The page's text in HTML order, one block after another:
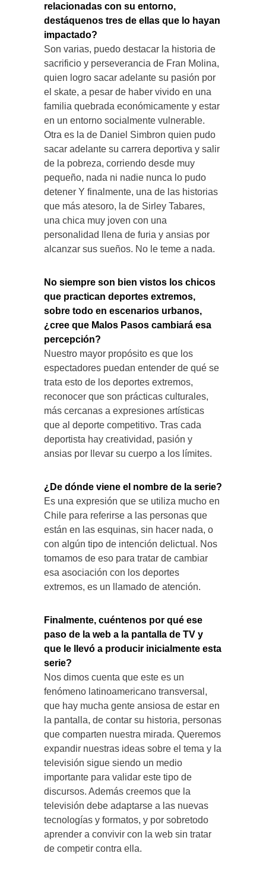
relacionadas con su entorno,
destáquenos tres de ellas que lo hayan
impactado?
Son varias, puedo destacar la historia de
sacrificio y perseverancia de Fran Molina,
quien logro sacar adelante su pasión por
el skate, a pesar de haber vivido en una
familia quebrada económicamente y estar
en un entorno socialmente vulnerable.
Otra es la de Daniel Simbron quien pudo
sacar adelante su carrera deportiva y salir
de la pobreza, corriendo desde muy
pequeño, nada ni nadie nunca lo pudo
detener Y finalmente, una de las historias
que más atesoro, la de Sirley Tabares,
una chica muy joven con una
personalidad llena de furia y ansias por
alcanzar sus sueños. No le teme a nada.
No siempre son bien vistos los chicos
que practican deportes extremos,
sobre todo en escenarios urbanos,
¿cree que Malos Pasos cambiará esa
percepción?
Nuestro mayor propósito es que los
espectadores puedan entender de qué se
trata esto de los deportes extremos,
reconocer que son prácticas culturales,
más cercanas a expresiones artísticas
que al deporte competitivo. Tras cada
deportista hay creatividad, pasión y
ansias por llevar su cuerpo a los límites.
¿De dónde viene el nombre de la serie?
Es una expresión que se utiliza mucho en
Chile para referirse a las personas que
están en las esquinas, sin hacer nada, o
con algún tipo de intención delictual. Nos
tomamos de eso para tratar de cambiar
esa asociación con los deportes
extremos, es un llamado de atención.
Finalmente, cuéntenos por qué ese
paso de la web a la pantalla de TV y
que le llevó a producir inicialmente esta
serie?
Nos dimos cuenta que este es un
fenómeno latinoamericano transversal,
que hay mucha gente ansiosa de estar en
la pantalla, de contar su historia, personas
que comparten nuestra mirada. Queremos
expandir nuestras ideas sobre el tema y la
televisión sigue siendo un medio
importante para validar este tipo de
discursos. Además creemos que la
televisión debe adaptarse a las nuevas
tecnologías y formatos, y por sobretodo
aprender a convivir con la web sin tratar
de competir contra ella.